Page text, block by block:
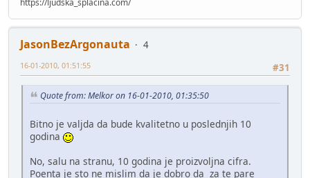
JasonBezArgonauta
4
#31
16-01-2010, 01:51:55
Quote from: Melkor on 16-01-2010, 01:35:50
Bitno je valjda da bude kvalitetno u poslednjih 10
godina
No, salu na stranu, 10 godina je proizvoljna cifra.
Poenta je sto ne mislim da je dobro da za te pare